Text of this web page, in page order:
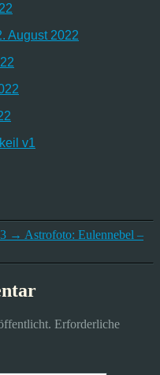
→ Astrofoto: Eulennebel –
Erforderliche